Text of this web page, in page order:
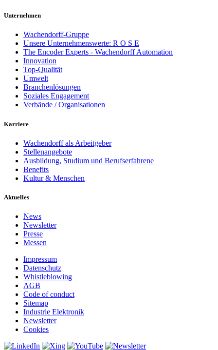
Unternehmen
Wachendorff-Gruppe
Unsere Unternehmenswerte: R O S E
The Encoder Experts - Wachendorff Automation
Innovation
Top-Qualität
Umwelt
Branchenlösungen
Soziales Engagement
Verbände / Organisationen
Karriere
Wachendorff als Arbeitgeber
Stellenangebote
Ausbildung, Studium und Berufserfahrene
Benefits
Kultur & Menschen
Aktuelles
News
Newsletter
Presse
Messen
Impressum
Datenschutz
Whistleblowing
AGB
Code of conduct
Sitemap
Industrie Elektronik
Newsletter
Cookies